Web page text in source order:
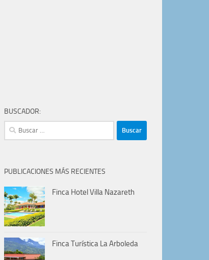
BUSCADOR:
Buscar:
PUBLICACIONES MÁS RECIENTES
Finca Hotel Villa Nazareth
Finca Turística La Arboleda